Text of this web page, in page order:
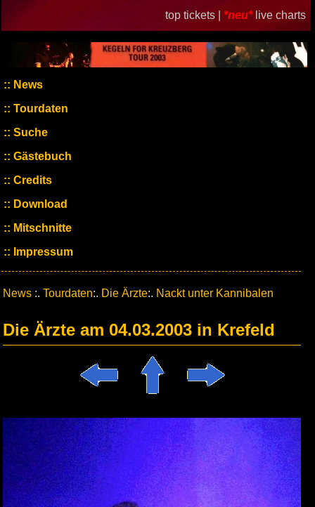
top tickets | *neu* live charts
News
Tourdaten
Suche
Gästebuch
Credits
Download
Mitschnitte
Impressum
News :. Tourdaten:. Die Ärzte:. Nackt unter Kannibalen
Die Ärzte am 04.03.2003 in Krefeld